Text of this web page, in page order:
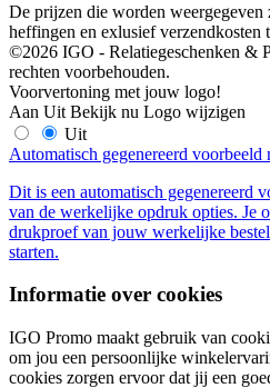
De prijzen die worden
heffingen en exlusief verzendkosten
©2026 IGO - Relatiegeschenken &
rechten voorbehouden.
Voorvertoning met jouw logo!
Aan Uit Bekijk nu Logo wijzigen
Uit
Automatisch gegenereerd
Dit is een automatisch gegenereerd
van de werkelijke opdruk opties. Je
drukproef van jouw werkelijke
starten.
Informatie over cookies
IGO Promo maakt gebruik van
om jou een persoonlijke
cookies zorgen ervoor dat jij een